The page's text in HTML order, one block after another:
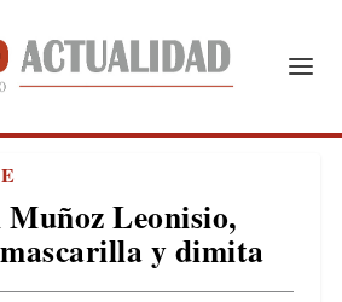
Leonisio,
y dimita